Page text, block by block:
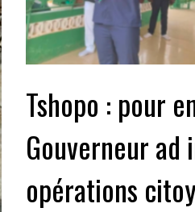
Tshopo : pour
Gouverneur ad
opérations